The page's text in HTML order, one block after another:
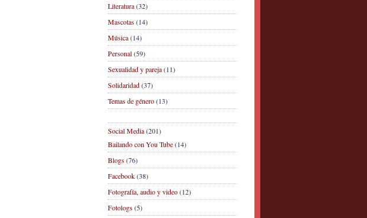
Literatura(32)
Mascotas(14)
Música(14)
Personal(59)
Sexualidad y pareja(11)
Solidaridad(37)
Temas de género(13)
Social Media(201)
Bailando con You Tube(14)
Blogs(76)
Facebook(38)
Fotografía, audio y video(12)
Fotologs(5)